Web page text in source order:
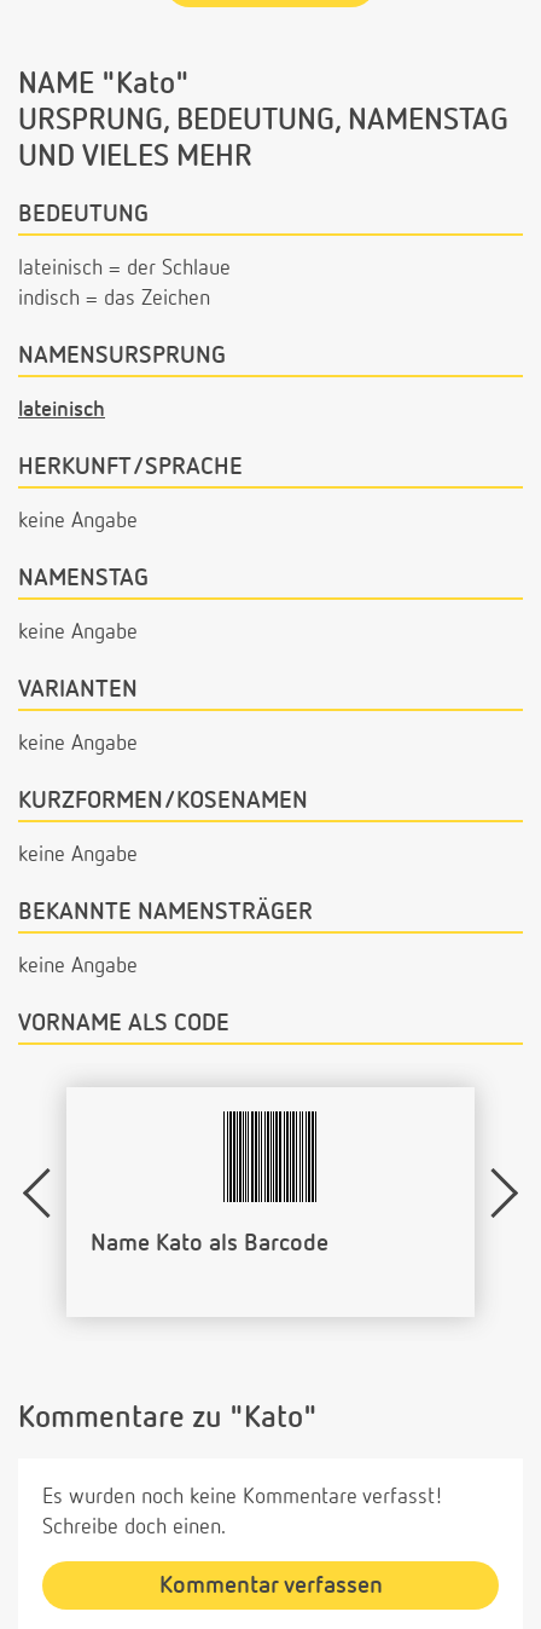
NAME "Kato"
URSPRUNG, BEDEUTUNG, NAMENSTAG
UND VIELES MEHR
BEDEUTUNG
lateinisch = der Schlaue
indisch = das Zeichen
NAMENSURSPRUNG
lateinisch
HERKUNFT/SPRACHE
keine Angabe
NAMENSTAG
keine Angabe
VARIANTEN
keine Angabe
KURZFORMEN/KOSENAMEN
keine Angabe
BEKANNTE NAMENSTRÄGER
keine Angabe
VORNAME ALS CODE
Name Kato als Barcode
Kommentare zu "Kato"
Es wurden noch keine Kommentare verfasst!
Schreibe doch einen.
Kommentar verfassen